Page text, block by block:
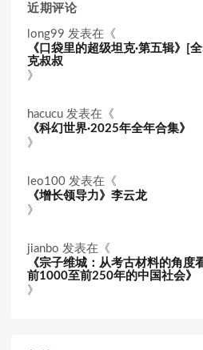
近期评论
long99 发表在《
《口袋里的超级坦克·第五辑》[
克叔叔
》
hacucu 发表在《
《科幻世界·2025年全年合集》
》
leo100 发表在《
《增长领导力》李云龙
》
jianbo 发表在《
《宗子维城：从考古材料的角度
前1000至前250年的中国社会》
》